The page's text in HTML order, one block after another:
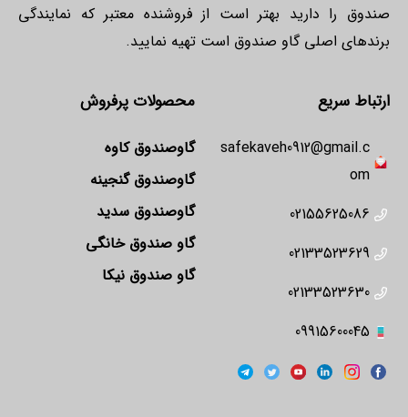
صندوق را دارید بهتر است از فروشنده معتبر که نمایندگی
برندهای اصلی گاو صندوق است تهیه نمایید.
ارتباط سریع
safekaveh0912@gmail.c
om
02155625086
02133523629
02133523630
09915600045
محصولات پرفروش
گاوصندوق کاوه
گاوصندوق گنجینه
گاوصندوق سدید
گاو صندوق خانگی
گاو صندوق نیکا